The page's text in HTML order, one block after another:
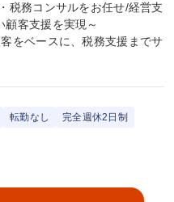
税務コンサルをお任せ/経営支
客支援を実現～
をベースに、税務支援までサ
転勤なし
完全週休2日制